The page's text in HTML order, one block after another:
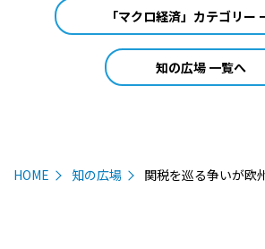
「マクロ経済」カテゴリー
知の広場 一覧へ
HOME 知の広場 関税を巡る争いが欧